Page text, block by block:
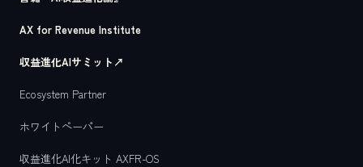
AX for Revenue Institute
収益進化AIサミット ↗
Ecosystem Partner
ホワイトペーパー
収益進化AI化キット AXFR-OS